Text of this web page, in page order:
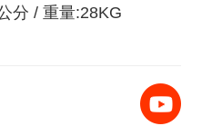
分 / 重量:28KG